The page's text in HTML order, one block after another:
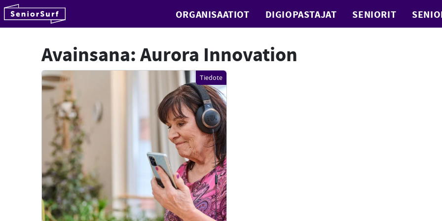
Hyppää sisältöön ORGANISAATIOT DIGIOPASTAJAT SENIORIT
Avainsana: Aurora Innovation
Tiedote